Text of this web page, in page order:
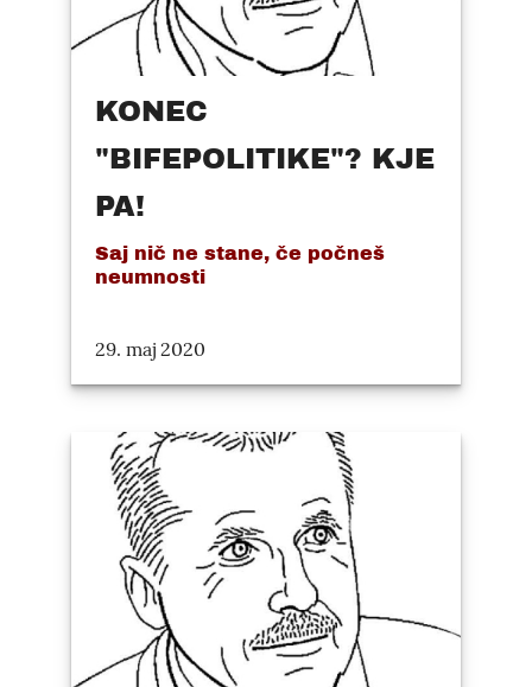
KONEC
"BIFEPOLITIKE"? KJE
PA!
Saj nič ne stane, če počneš
neumnosti
29. maj 2020